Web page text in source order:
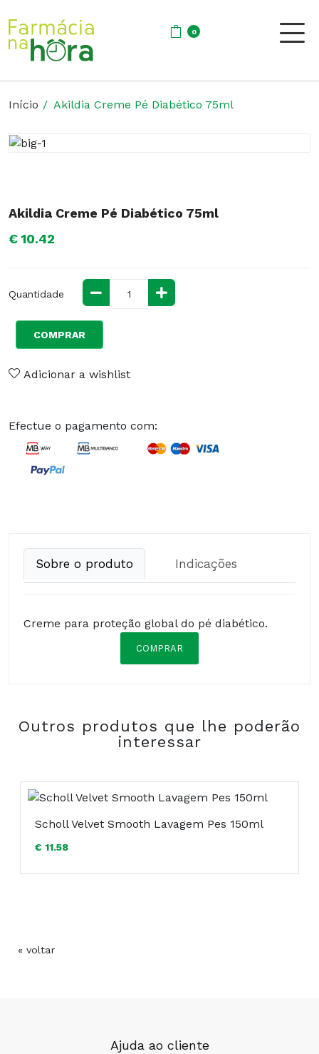
0
Início Akildia Creme Pé Diabético 75ml
Akildia Creme Pé Diabético 75ml
€ 10.42
Quantidade
COMPRAR
Adicionar a wishlist
Efectue o pagamento com:
Sobre o produto Indicações
Creme para proteção global do pé diabético.
COMPRAR
Outros produtos que lhe poderão
interessar
Scholl Velvet Smooth Lavagem Pes 150ml
€ 11.58
« voltar
Ajuda ao cliente